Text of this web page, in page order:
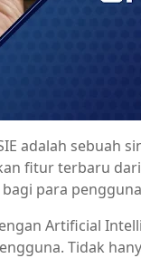
adalah sebuah
fitur terbaru
para
Artificial
Tidak